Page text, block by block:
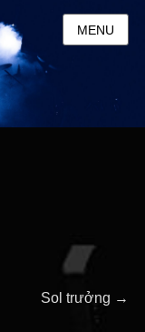
MENU
Next
Sol trưởng →